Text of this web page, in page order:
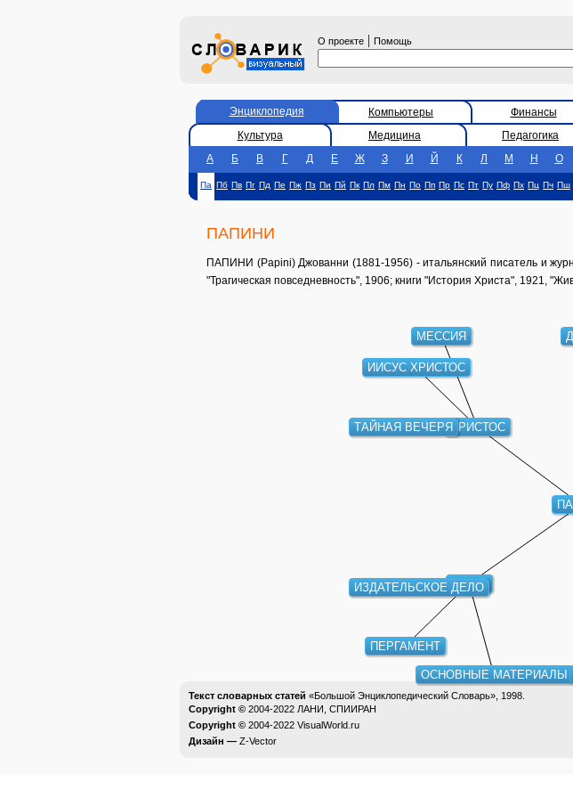
О проекте | Помощь
Энциклопедия Компьютеры Финансы
Культура
Медицина Педагогика
А
Б В Г Д Е Ж З И Й К Л М Н О
Па Пб Пв Пг Пд Пе Пж Пз Пи Пй Пк Пл Пм Пн По Пп Пр Пс Пт Пу Пф Пх Пц Пч Пш
ПАПИНИ
ПАПИНИ (Papini) Джованни (1881-1956) - итальянский писатель и
"Трагическая повседневность", 1906; книги "История Христа", 1921,
ХРИСТОС
КНИГА
ТАЙНАЯ ВЕЧЕРЯ
ИИСУС ХРИСТОС
МЕССИЯ
ОСНОВНЫЕ МАТЕРИАЛЫ
ИЗДАТЕЛЬСКОЕ ДЕЛО
ПЕРГАМЕНТ
Текст словарных статей «Большой Энциклопедический Словарь», 1998.
Copyright © 2004-2022 ЛАНИ, СПИИРАН
Copyright © 2004-2022 VisualWorld.ru
Дизайн — Z-Vector